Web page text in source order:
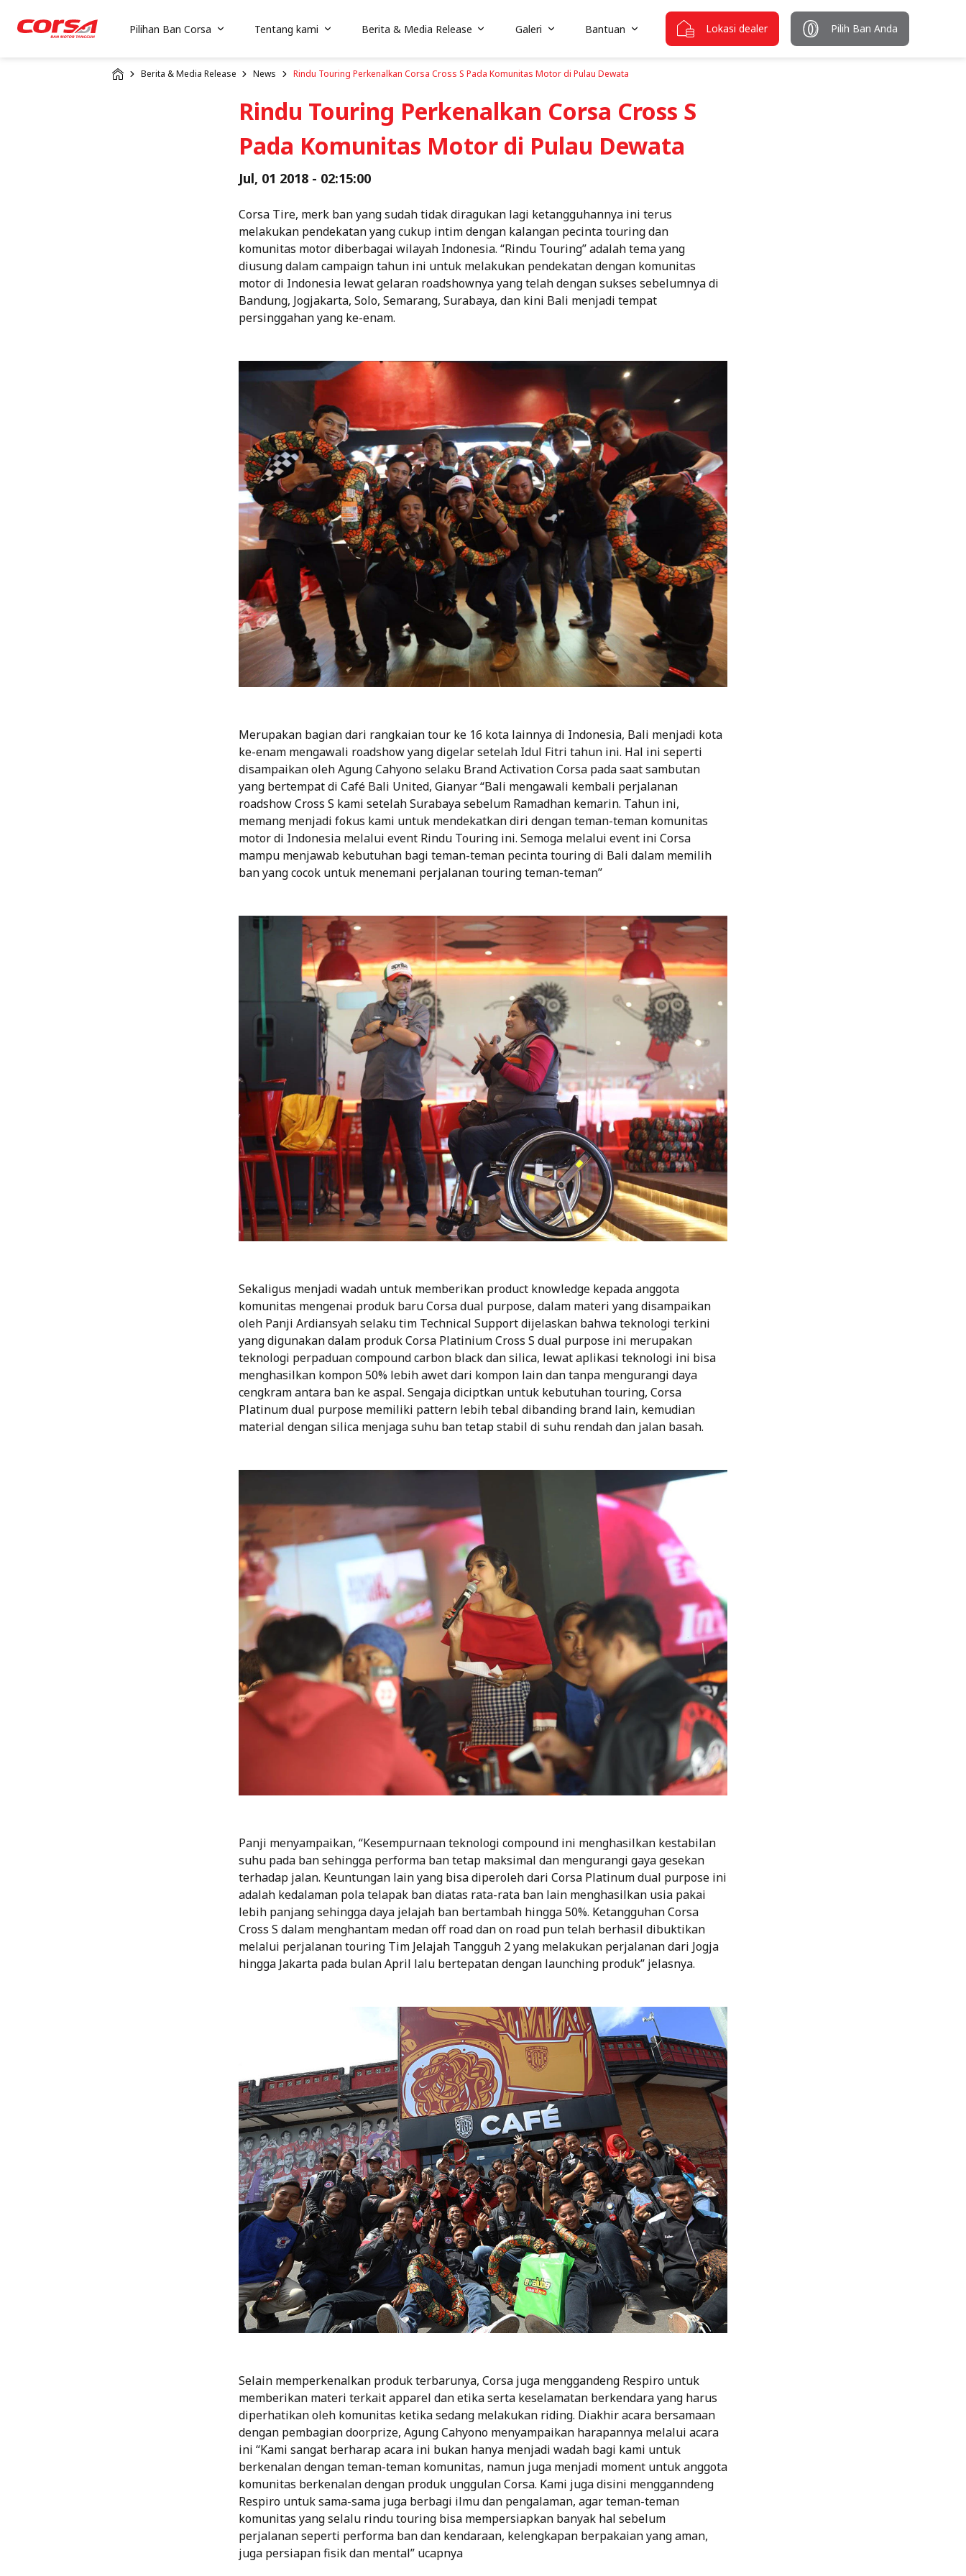
Pilihan Ban Corsa Tentang kami Berita & Media Release Galeri Bantuan Lokasi dealer Pilih Ban Anda
Berita & Media Release News Rindu Touring Perkenalkan Corsa Cross S Pada Komunitas Motor di Pulau Dewata
Rindu Touring Perkenalkan Corsa Cross S
Pada Komunitas Motor di Pulau Dewata
Jul, 01 2018 - 02:15:00
Corsa Tire, merk ban yang sudah tidak diragukan lagi ketangguhannya ini terus
melakukan pendekatan yang cukup intim dengan kalangan pecinta touring dan
komunitas motor diberbagai wilayah Indonesia. “Rindu Touring” adalah tema yang
diusung dalam campaign tahun ini untuk melakukan pendekatan dengan komunitas
motor di Indonesia lewat gelaran roadshownya yang telah dengan sukses sebelumnya di
Bandung, Jogjakarta, Solo, Semarang, Surabaya, dan kini Bali menjadi tempat
persinggahan yang ke-enam.
Merupakan bagian dari rangkaian tour ke 16 kota lainnya di Indonesia, Bali menjadi kota
ke-enam mengawali roadshow yang digelar setelah Idul Fitri tahun ini. Hal ini seperti
disampaikan oleh Agung Cahyono selaku Brand Activation Corsa pada saat sambutan
yang bertempat di Café Bali United, Gianyar “Bali mengawali kembali perjalanan
roadshow Cross S kami setelah Surabaya sebelum Ramadhan kemarin. Tahun ini,
memang menjadi fokus kami untuk mendekatkan diri dengan teman-teman komunitas
motor di Indonesia melalui event Rindu Touring ini. Semoga melalui event ini Corsa
mampu menjawab kebutuhan bagi teman-teman pecinta touring di Bali dalam memilih
ban yang cocok untuk menemani perjalanan touring teman-teman”
Sekaligus menjadi wadah untuk memberikan product knowledge kepada anggota
komunitas mengenai produk baru Corsa dual purpose, dalam materi yang disampaikan
oleh Panji Ardiansyah selaku tim Technical Support dijelaskan bahwa teknologi terkini
yang digunakan dalam produk Corsa Platinium Cross S dual purpose ini merupakan
teknologi perpaduan compound carbon black dan silica, lewat aplikasi teknologi ini bisa
menghasilkan kompon 50% lebih awet dari kompon lain dan tanpa mengurangi daya
cengkram antara ban ke aspal. Sengaja diciptkan untuk kebutuhan touring, Corsa
Platinum dual purpose memiliki pattern lebih tebal dibanding brand lain, kemudian
material dengan silica menjaga suhu ban tetap stabil di suhu rendah dan jalan basah.
Panji menyampaikan, “Kesempurnaan teknologi compound ini menghasilkan kestabilan
suhu pada ban sehingga performa ban tetap maksimal dan mengurangi gaya gesekan
terhadap jalan. Keuntungan lain yang bisa diperoleh dari Corsa Platinum dual purpose ini
adalah kedalaman pola telapak ban diatas rata-rata ban lain menghasilkan usia pakai
lebih panjang sehingga daya jelajah ban bertambah hingga 50%. Ketangguhan Corsa
Cross S dalam menghantam medan off road dan on road pun telah berhasil dibuktikan
melalui perjalanan touring Tim Jelajah Tangguh 2 yang melakukan perjalanan dari Jogja
hingga Jakarta pada bulan April lalu bertepatan dengan launching produk” jelasnya.
Selain memperkenalkan produk terbarunya, Corsa juga menggandeng Respiro untuk
memberikan materi terkait apparel dan etika serta keselamatan berkendara yang harus
diperhatikan oleh komunitas ketika sedang melakukan riding. Diakhir acara bersamaan
dengan pembagian doorprize, Agung Cahyono menyampaikan harapannya melalui acara
ini “Kami sangat berharap acara ini bukan hanya menjadi wadah bagi kami untuk
berkenalan dengan teman-teman komunitas, namun juga menjadi moment untuk anggota
komunitas berkenalan dengan produk unggulan Corsa. Kami juga disini mengganndeng
Respiro untuk sama-sama juga berbagi ilmu dan pengalaman, agar teman-teman
komunitas yang selalu rindu touring bisa mempersiapkan banyak hal sebelum
perjalanan seperti performa ban dan kendaraan, kelengkapan berpakaian yang aman,
juga persiapan fisik dan mental” ucapnya